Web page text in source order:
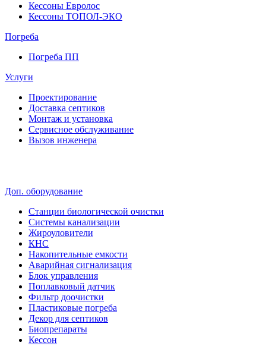
Кессоны Евролос
Кессоны ТОПОЛ-ЭКО
Погребa
Погреба ПП
Услуги
Проектирование
Доставка септиков
Монтаж и установка
Сервисное обслуживание
Вызов инженера
Доп. оборудование
Станции биологической очистки
Системы канализации
Жироуловители
КНС
Накопительные емкости
Аварийная сигнализация
Блок управления
Поплавковый датчик
Фильтр доочистки
Пластиковые погреба
Декор для септиков
Биопрепараты
Кессон